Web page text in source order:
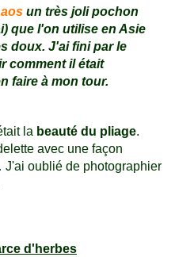
un très joli pochon
que l'on utilise en Asie
doux. J'ai fini par le
comment il était
faire à mon tour.
la beauté du pliage.
avec une façon
oublié de photographier
d'herbes